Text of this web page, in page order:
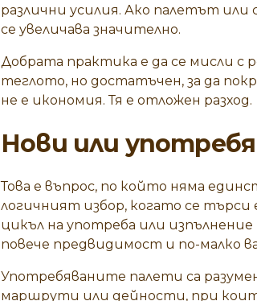
различни усилия. Ако палетът
се увеличава значително.
Добрата практика е да се мисли с
теглото, но достатъчен, за да
не е икономия. Тя е отложен разход.
Нови или
Това е въпрос, по който няма
логичният избор, когато се търси
цикъл на употреба или
повече предвидимост и по-малко
Употребяваните палети са
маршрути или дейности, при